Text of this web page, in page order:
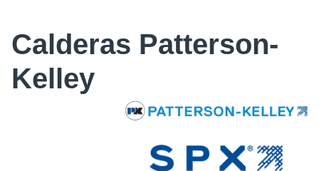
Calderas Patterson-
Kelley